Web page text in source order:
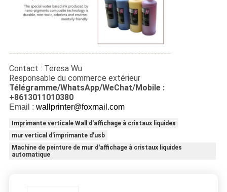
Contact : Teresa Wu
Responsable du commerce extérieur
Télégramme/WhatsApp/WeChat/Mobile :
+8613011010380
Email : wallprinter@foxmail.com
Imprimante verticale Wall d'affichage à cristaux liquides
mur vertical d'imprimante d'usb
Machine de peinture de mur d'affichage à cristaux liquides
automatique